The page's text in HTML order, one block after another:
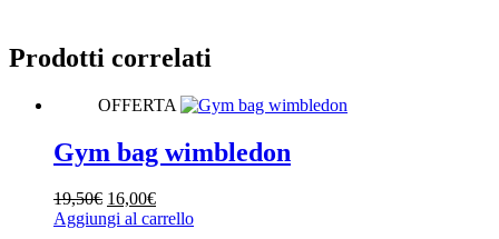
Prodotti correlati
OFFERTA
Gym bag wimbledon
19,50€ Il
prezzo
16,00€Il
prezzo
Aggiungi al carrello